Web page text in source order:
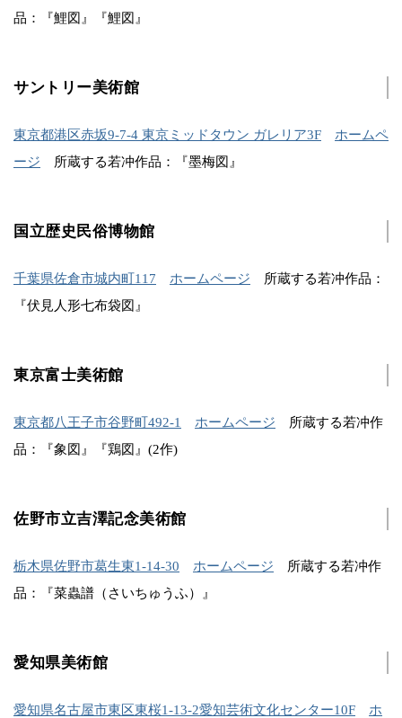
品：『鯉図』『鯉図』
サントリー美術館
東京都港区赤坂9-7-4 東京ミッドタウン ガレリア3F
ホームペ
ージ 所蔵する若冲作品：『墨梅図』
国立歴史民俗博物館
千葉県佐倉市城内町117 ホームページ 所蔵する若冲作品：
『伏見人形七布袋図』
東京富士美術館
東京都八王子市谷野町492-1 ホームページ 所蔵する若冲作
品：『象図』『鶏図』(2作)
佐野市立吉澤記念美術館
栃木県佐野市葛生東1-14-30 ホームページ 所蔵する若冲作
品：『菜蟲譜（さいちゅうふ）』
愛知県美術館
愛知県名古屋市東区東桜1-13-2愛知芸術文化センター10F
ホ